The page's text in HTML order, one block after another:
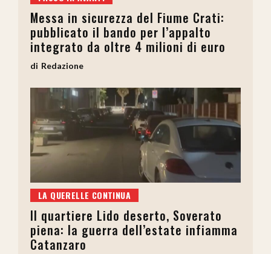
Messa in sicurezza del Fiume Crati:
pubblicato il bando per l’appalto
integrato da oltre 4 milioni di euro
Redazione
LA QUERELLE CONTINUA
Il quartiere Lido deserto, Soverato
piena: la guerra dell’estate infiamma
Catanzaro